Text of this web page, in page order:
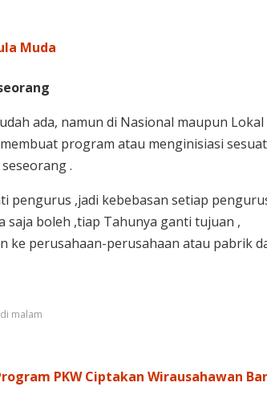
Muda
ada, namun di Nasional maupun Lokal
program atau menginisiasi
.
pengurus ,jadi kebebasan setiap
boleh ,tiap Tahunya ganti tujuan ,
ke perusahaan-perusahaan atau pabrik
malam
PKW Ciptakan Wirausahawan